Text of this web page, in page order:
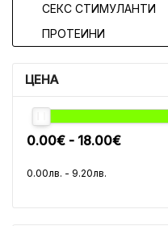
СЕКС СТИМУЛАНТИ
ПРОТЕИНИ
ЦЕНА